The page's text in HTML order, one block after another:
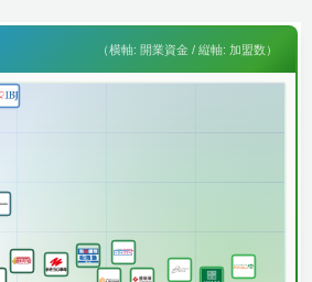
（横軸: 開業資金 / 縦軸: 加盟数）